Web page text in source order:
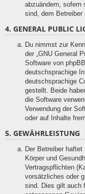
abzuändern, sofern
sind, dem Betreiber
4. GENERAL PUBLIC
Du nimmst zur
der „GNU General
Software von
deutschsprachige
deutschsprachige
gestellt. Beide
die Software
Verwendung der
oder auf Inhalte
5. GEWÄHRLEISTUNG
Der Betreiber
Körper und
Vertragspflichten
vorsätzliches oder
sind. Dies gilt auch